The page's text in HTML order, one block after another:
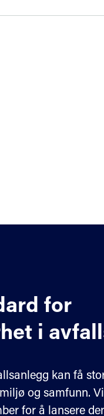
for
i
kan få
og samfunn.
for å lansere